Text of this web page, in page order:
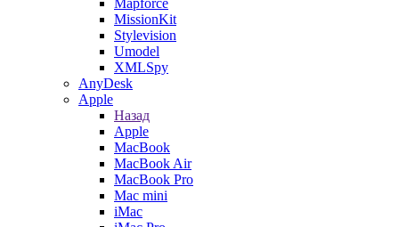
Mapforce
MissionKit
Stylevision
Umodel
XMLSpy
AnyDesk
Apple
Назад
Apple
MacBook
MacBook Air
MacBook Pro
Mac mini
iMac